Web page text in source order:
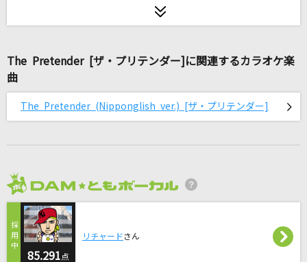
桜晴
New Message
[生音]しるし
Mr.Children
[プロオケ]なにが悪い
結束バンド
The Pretender [ザ・プリテンダー]に関連するカラオケ楽
曲
The Pretender (Nipponglish ver.) [ザ・プリテンダー]
85.291 点
リチャードさん